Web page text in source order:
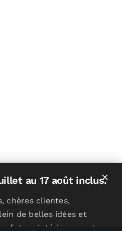
au 17 août inclus.
chères clientes,
de belles idées et
futurs intérieurs, notre